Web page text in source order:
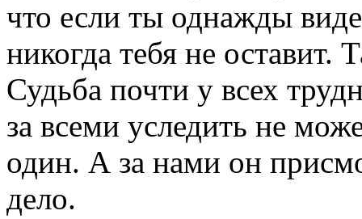
что если ты однажды
никогда тебя не оставит.
Судьба почти у всех
за всеми уследить не
один. А за нами он
дело.